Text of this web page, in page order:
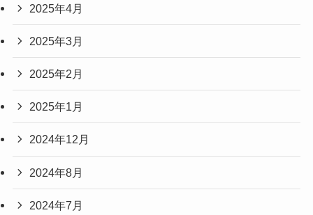
2025年4月
2025年3月
2025年2月
2025年1月
2024年12月
2024年8月
2024年7月